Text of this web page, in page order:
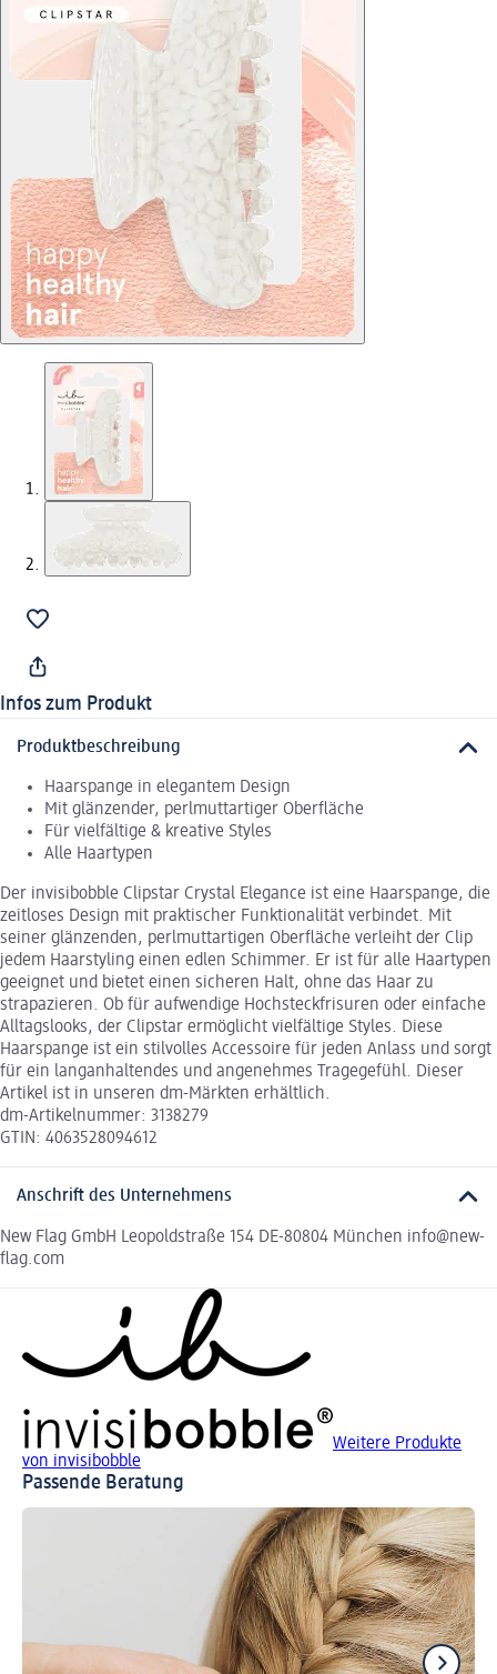
Infos zum Produkt
Produktbeschreibung
Haarspange in elegantem Design
Mit glänzender, perlmuttartiger Oberfläche
Für vielfältige & kreative Styles
Alle Haartypen
Der invisibobble Clipstar Crystal Elegance ist eine Haarspange, die
zeitloses Design mit praktischer Funktionalität verbindet. Mit
seiner glänzenden, perlmuttartigen Oberfläche verleiht der Clip
jedem Haarstyling einen edlen Schimmer. Er ist für alle Haartypen
geeignet und bietet einen sicheren Halt, ohne das Haar zu
strapazieren. Ob für aufwendige Hochsteckfrisuren oder einfache
Alltagslooks, der Clipstar ermöglicht vielfältige Styles. Diese
Haarspange ist ein stilvolles Accessoire für jeden Anlass und sorgt
für ein langanhaltendes und angenehmes Tragegefühl. Dieser
Artikel ist in unseren dm-Märkten erhältlich.
dm-Artikelnummer: 3138279
GTIN: 4063528094612
Anschrift des Unternehmens
New Flag GmbH Leopoldstraße 154 DE-80804 München info@new-
flag.com
Weitere Produkte
von invisibobble
Passende Beratung